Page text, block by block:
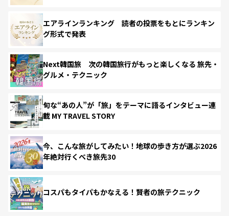
エアラインランキング 読者の投票をもとにランキン
グ形式で発表
Next韓国旅 次の韓国旅行がもっと楽しくなる 旅先・
グルメ・テクニック
旬な“あの人”が「旅」をテーマに語るインタビュー連
載 MY TRAVEL STORY
今、こんな旅がしてみたい！地球の歩き方が選ぶ2026
年絶対行くべき旅先30
コスパもタイパもかなえる！賢者の旅テクニック